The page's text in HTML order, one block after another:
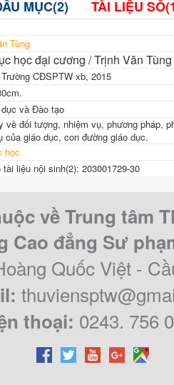
MỤC(2) TÀI LIỆU
Tùng
học đại cương / Trịnh Văn Tùng
CĐSPTW xb, 2015
và Đào tạo
về đối tượng, nhiệm vụ, phương pháp,
của giáo dục, con đường giáo dục.
học
tài liệu nội sinh(2): 203001729-30
về Trung tâm
Cao đẳng Sư
Quốc Việt -
thoại: 0243. 756